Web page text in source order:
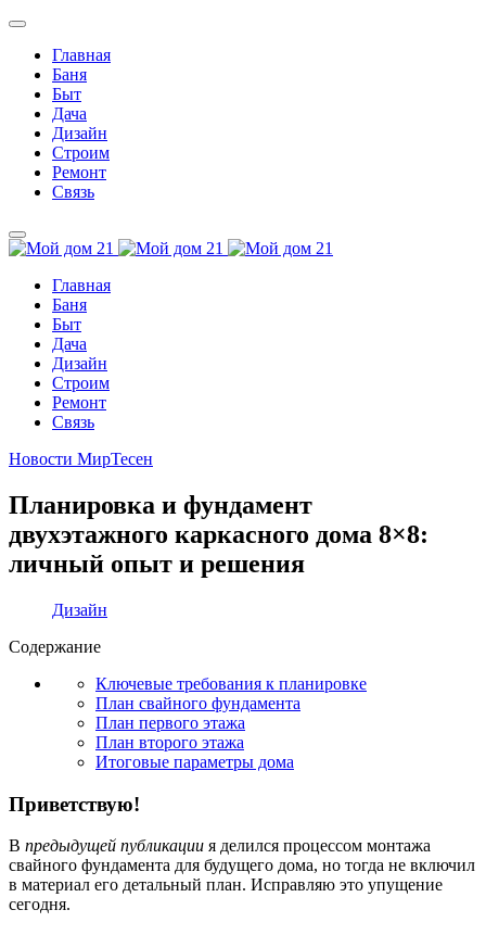
Главная
Баня
Быт
Дача
Дизайн
Строим
Ремонт
Связь
Главная
Баня
Быт
Дача
Дизайн
Строим
Ремонт
Связь
Новости МирТесен
Планировка и фундамент
двухэтажного каркасного дома 8×8:
личный опыт и решения
Дизайн
Содержание
Ключевые требования к планировке
План свайного фундамента
План первого этажа
План второго этажа
Итоговые параметры дома
Приветствую!
В предыдущей публикации я делился процессом монтажа
свайного фундамента для будущего дома, но тогда не включил
в материал его детальный план. Исправляю это упущение
сегодня.